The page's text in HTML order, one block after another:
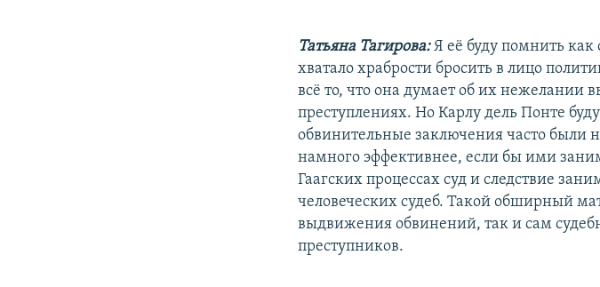
Татьяна Тагирова:Я её буду помнить
хватало храбрости бросить в лицо
всё то, что она думает об их нежелании
преступлениях. Но Карлу дель Понте
обвинительные заключения часто
намного эффективнее, если бы ими
Гаагских процессах суд и следствие
человеческих судеб. Такой обширный
выдвижения обвинений, так и сам
преступников.